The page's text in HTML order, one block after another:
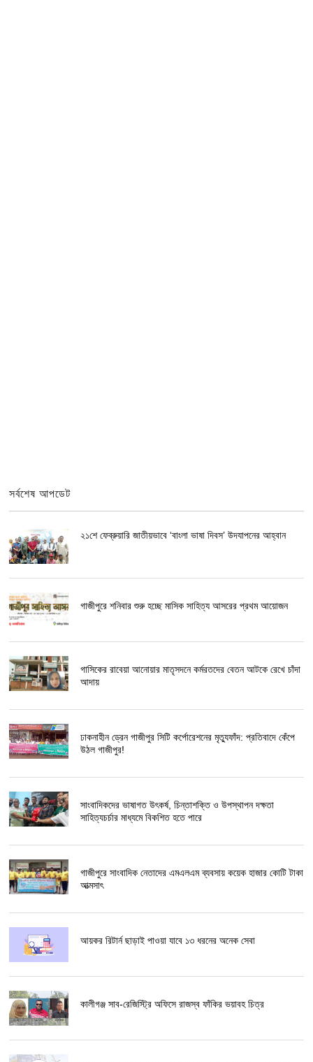
সর্বশেষ আপডেট
২১শে ফেব্রুয়ারি জাতীয়ভাবে ‘বাংলা ভাষা দিবস’ উদযাপনের আহ্বান
গাজীপুরে শনিবার শুরু হচ্ছে মাসিক সাহিত্য আসরের প্রথম আয়োজন
গাসিকের রাবেয়া আনোয়ার মাতৃসদনে কর্মরতদের বেতন আটকে রেখে চাঁদা
আদায়
ঢাকনাহীন ড্রেন গাজীপুর সিটি কর্পোরেশনের মৃত্যুফাঁদ: প্রতিবাদে কেঁপে
উঠল গাজীপুর!
সাংবাদিকদের ভাষাগত উৎকর্ষ, চিন্তাশক্তি ও উপস্থাপন দক্ষতা
সাহিত্যচর্চার মাধ্যমে বিকশিত হতে পারে
গাজীপুরে সাংবাদিক নেতাদের এমএলএম ব্যবসায় কয়েক হাজার কোটি টাকা
আত্মসাৎ
আয়কর রিটার্ন ছাড়াই পাওয়া যাবে ১৩ ধরনের অনেক সেবা
কালীগঞ্জ সাব-রেজিস্ট্রি অফিসে রাজস্ব ফাঁকির ভয়াবহ চিত্র